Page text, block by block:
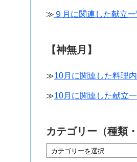
≫ ９月に関連した献立
【神無月】
≫10月に関連した料理
≫10月に関連した献立
カテゴリー（種類・